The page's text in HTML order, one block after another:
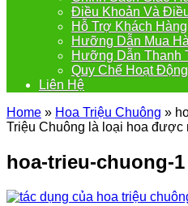
Điều Khoản Và
Hỗ Trợ Khách Hàng
Hưỡng Dẫn Mua
Hưỡng Dẫn Thanh
Quy Chế Hoạt Động
Liên Hệ
Home » Hoa Triệu Chuông »
Triệu Chuông là loại hoa
hoa-trieu-chuong-1